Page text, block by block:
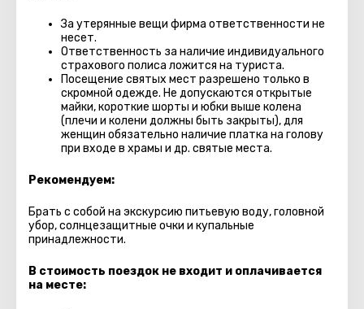
За утерянные вещи фирма ответственности не
несет.
Ответственность за наличие индивидуального
страхового полиса ложится на туриста.
Посещение святых мест разрешено только в
скромной одежде. Не допускаются открытые
майки, короткие шорты и юбки выше колена
(плечи и колени должны быть закрыты), для
женщин обязательно наличие платка на голову
при входе в храмы и др. святые места.
Рекомендуем:
Брать с собой на экскурсию питьевую воду, головной
убор, солнцезащитные очки и купальные
принадлежности.
В стоимость поездок не входит и оплачивается
на месте: